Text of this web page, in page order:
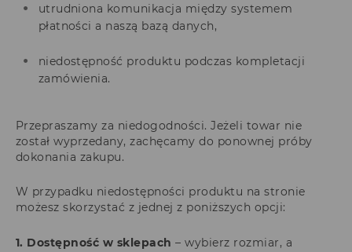
utrudniona komunikacja między systemem
płatności a naszą bazą danych,
niedostępność produktu podczas kompletacji
zamówienia.
Przepraszamy za niedogodności. Jeżeli towar nie
został wyprzedany, zachęcamy do ponownej próby
dokonania zakupu.
W przypadku niedostępności produktu na stronie
możesz skorzystać z jednej z poniższych opcji:
1. Dostępność w sklepach – wybierz rozmiar, a